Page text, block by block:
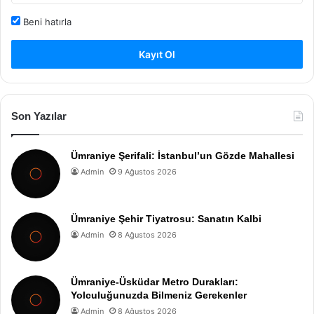
Beni hatırla
Kayıt Ol
Son Yazılar
Ümraniye Şerifali: İstanbul’un Gözde Mahallesi
Admin 9 Ağustos 2026
Ümraniye Şehir Tiyatrosu: Sanatın Kalbi
Admin 8 Ağustos 2026
Ümraniye-Üsküdar Metro Durakları:
Yolculuğunuzda Bilmeniz Gerekenler
Admin 8 Ağustos 2026